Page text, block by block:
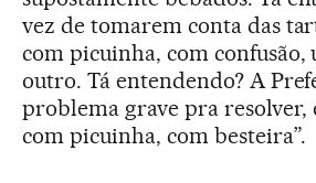
vez de tomarem conta das
com picuinha, com confusão,
outro. Tá entendendo? A
problema grave pra resolver,
com picuinha, com besteira”.